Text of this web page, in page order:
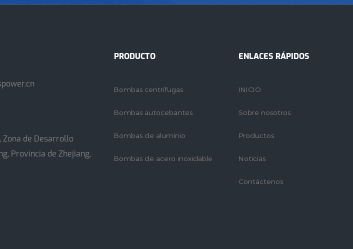
Zona de Desarrollo
Provincia de Zhejiang,
PRODUCTO
Bombas centrífugas
Bombas autocebantes
Bombas de aluminio
Bombas de acero inoxidable
ENLACES RÁPIDOS
INICIO
Sobre nosotros
Productos
Noticias
Contáctenos